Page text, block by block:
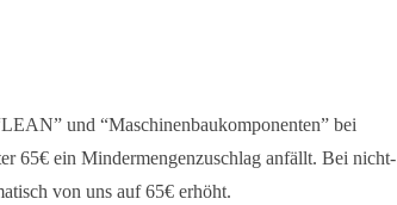
und “Maschinenbaukomponenten” bei
65€ ein Mindermengenzuschlag anfällt. Bei nicht-
von uns auf 65€ erhöht.